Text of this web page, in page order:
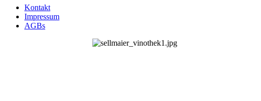
Kontakt
Impressum
AGBs